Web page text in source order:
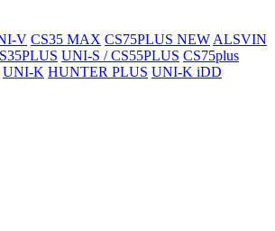
V CS35 MAX CS75PLUS NEW ALSVIN
UNI-S / CS55PLUS CS75plus
UNI-K HUNTER PLUS UNI-K iDD